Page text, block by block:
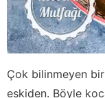
Çok bilinmeyen
eskiden. Böyle